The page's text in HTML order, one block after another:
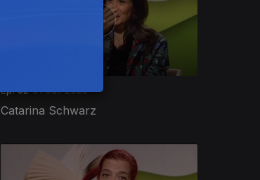
Ep. 32 01 out. 2025
Catarina Schwarz